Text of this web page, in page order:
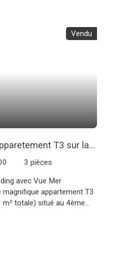
Vendu
T3 sur la
3pièces
avec Vue Mer
appartement T3
m² totale) situé au 4ème
une vue imprenable sur
meublé vient d'être
chambres spacieuses,